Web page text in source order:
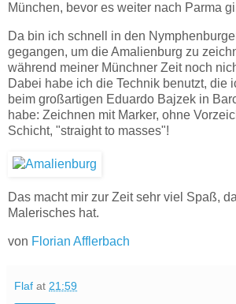
München, bevor es weiter nach Parma
Da bin ich schnell in den
gegangen, um die Amalienburg zu
während meiner Münchner Zeit noch
Dabei habe ich die Technik benutzt, die
beim großartigen Eduardo Bajzek in
habe: Zeichnen mit Marker, ohne
Schicht, "straight to masses"!
Das macht mir zur Zeit sehr viel Spaß,
Malerisches hat.
von Florian Afflerbach
Flaf at 21:59